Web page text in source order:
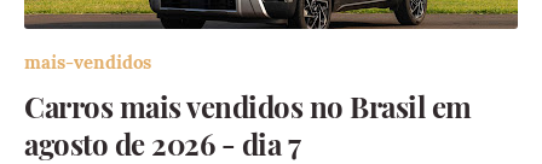
mais-vendidos
Carros mais vendidos no Brasil em
agosto de 2026 - dia 7